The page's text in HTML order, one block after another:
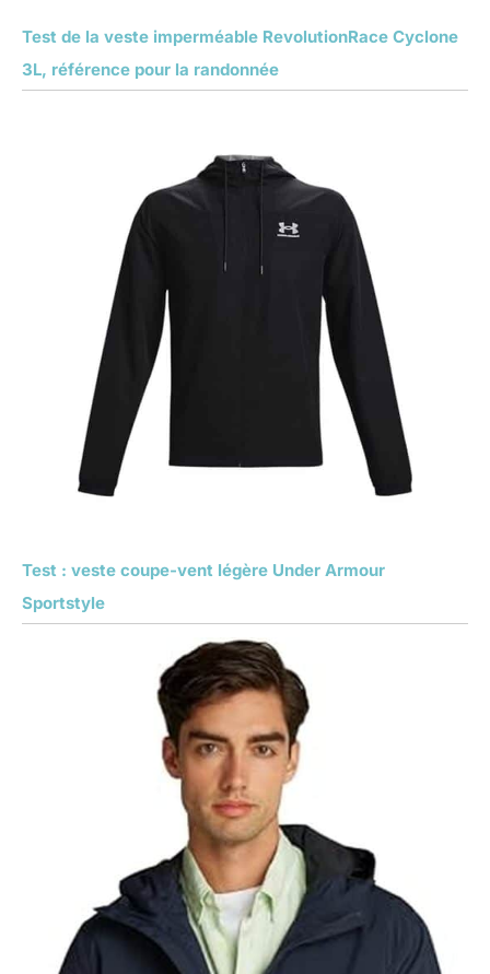
Test de la veste imperméable RevolutionRace Cyclone
3L, référence pour la randonnée
Test : veste coupe-vent légère Under Armour
Sportstyle